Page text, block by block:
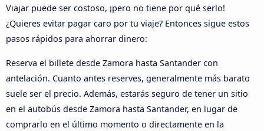
Viajar puede ser costoso, ¡pero no tiene por qué serlo!
¿Quieres evitar pagar caro por tu viaje? Entonces sigue estos
pasos rápidos para ahorrar dinero:
Reserva el billete desde Zamora hasta Santander con
antelación. Cuanto antes reserves, generalmente más barato
suele ser el precio. Además, estarás seguro de tener un sitio
en el autobús desde Zamora hasta Santander, en lugar de
comprarlo en el último momento o directamente en la